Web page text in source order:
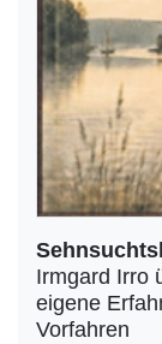
Irmgard Irro
eigene
Vorfahren